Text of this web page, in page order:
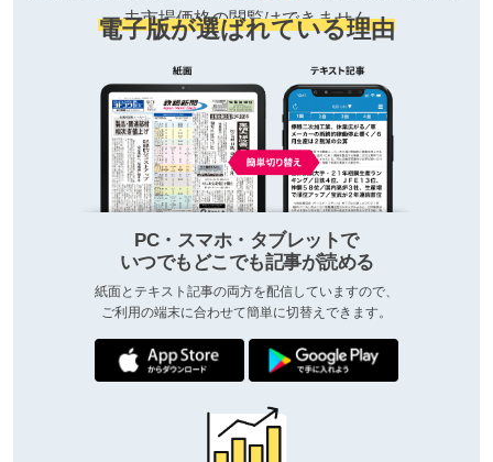
去市場価格の閲覧はできません
電子版が選ばれている理由
PC・スマホ・タブレットで
いつでもどこでも記事が読める
紙面とテキスト記事の両方を配信していますので、
ご利用の端末に合わせて簡単に切替えできます。